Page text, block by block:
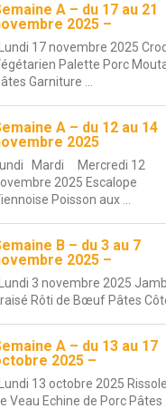
A – du 17 au 21
2025 –
Lundi 17 novembre 2025
Palette Porc
Garniture ...
A – du 12 au 14
2025
Lundi Mardi Mercredi 12
2025 Escalope
Poisson aux ...
B – du 3 au 7
2025 –
Lundi 3 novembre 2025
Rôti de Bœuf Pâtes
A – du 13 au 17
2025 –
Lundi 13 octobre 2025
Veau Echine de Porc Pâtes ...